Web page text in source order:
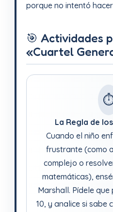
porque no intentó
🎯 Actividades
«Cuartel
La Regla de
Cuando el niño
frustrante (como
complejo o
matemáticas),
Marshall. Pídele
10, y analice si sabe